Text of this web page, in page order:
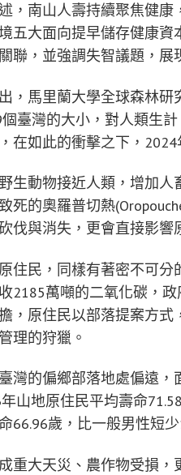
，南山人壽持續聚焦健
五大面向提早儲存健康
聯，並強調失智議題，展
，馬里蘭大學全球森林
臺灣的大小，對人類生
在如此的衝擊之下，
生動物接近人類，增加
死的奧羅普切熱
伐與消失，更會直接影響
住民，同樣有著密不可
2185萬噸的二氧化碳，
，原住民以部落提案方
理的狩獵。
灣的偏鄉部落地處偏遠
山地原住民平均壽命
66.96歲，比一般男性短
重大天災、農作物受損